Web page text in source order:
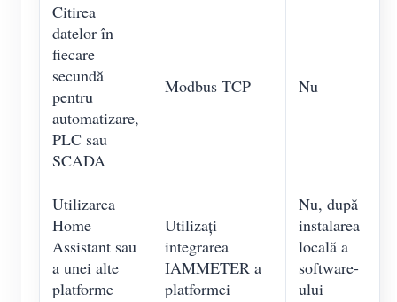
Citirea
datelor în
fiecare
secundă
pentru
automatizare,
PLC sau
SCADA
Modbus TCP Nu
Utilizarea
Home
Assistant sau
a unei alte
platforme
Utilizați
integrarea
IAMMETER a
platformei
Nu, după
instalarea
locală a
software-
ului